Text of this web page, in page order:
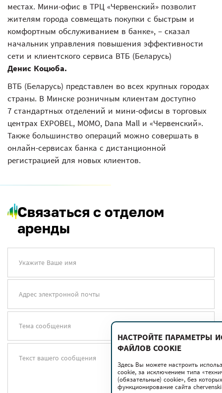
местах. Мини-офис в ТРЦ «Червенский» позволит
жителям города совмещать покупки с быстрым и
комфортным обслуживанием в банке», – сказал
начальник управления повышения эффективности
сети и клиентского сервиса ВТБ (Беларусь)
Денис Коцюба.
ВТБ (Беларусь) представлен во всех крупных городах
страны. В Минске розничным клиентам доступно
7 стандартных отделений и мини-офисы в торговых
центрах EXPOBEL, МОМО, Dana Mall и «Червенский».
Также большинство операций можно совершать в
онлайн-сервисах банка с дистанционной
регистрацией для новых клиентов.
Связаться с отделом
аренды
Укажите Ваше имя
Адрес электронной почты
Тема сообщения
Текст вашего сообщения
НАСТРОЙТЕ ПАРАМЕТРЫ
ФАЙЛОВ COOKIE
Здесь Вы можете настроить
cookie, за исключением типа
(обязательные) cookie», без
функционирование сайта